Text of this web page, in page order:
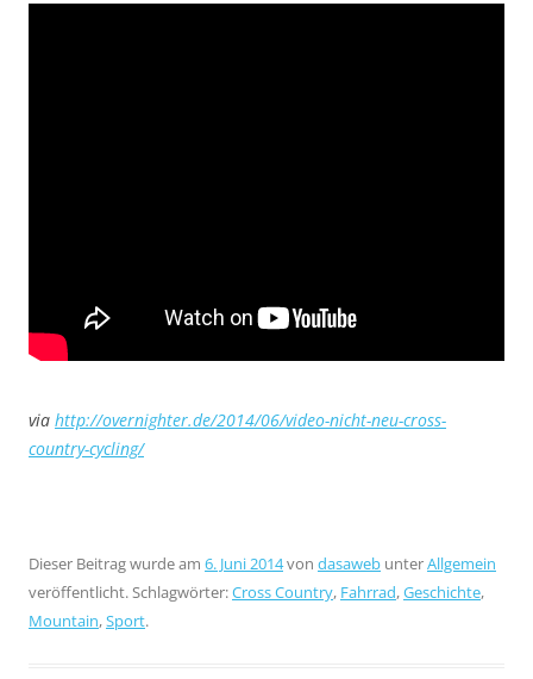
via http://overnighter.de/2014/06/video-nicht-neu-cross-
country-cycling/
Dieser Beitrag wurde am 6. Juni 2014von dasaweb unterAllgemein
veröffentlicht. Schlagwörter:Cross Country, Fahrrad,Geschichte,
Mountain,Sport.